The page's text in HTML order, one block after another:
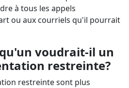
à tous les appels
ou aux courriels qu'il pourrait
voudrait-il un
restreinte?
restreinte sont plus